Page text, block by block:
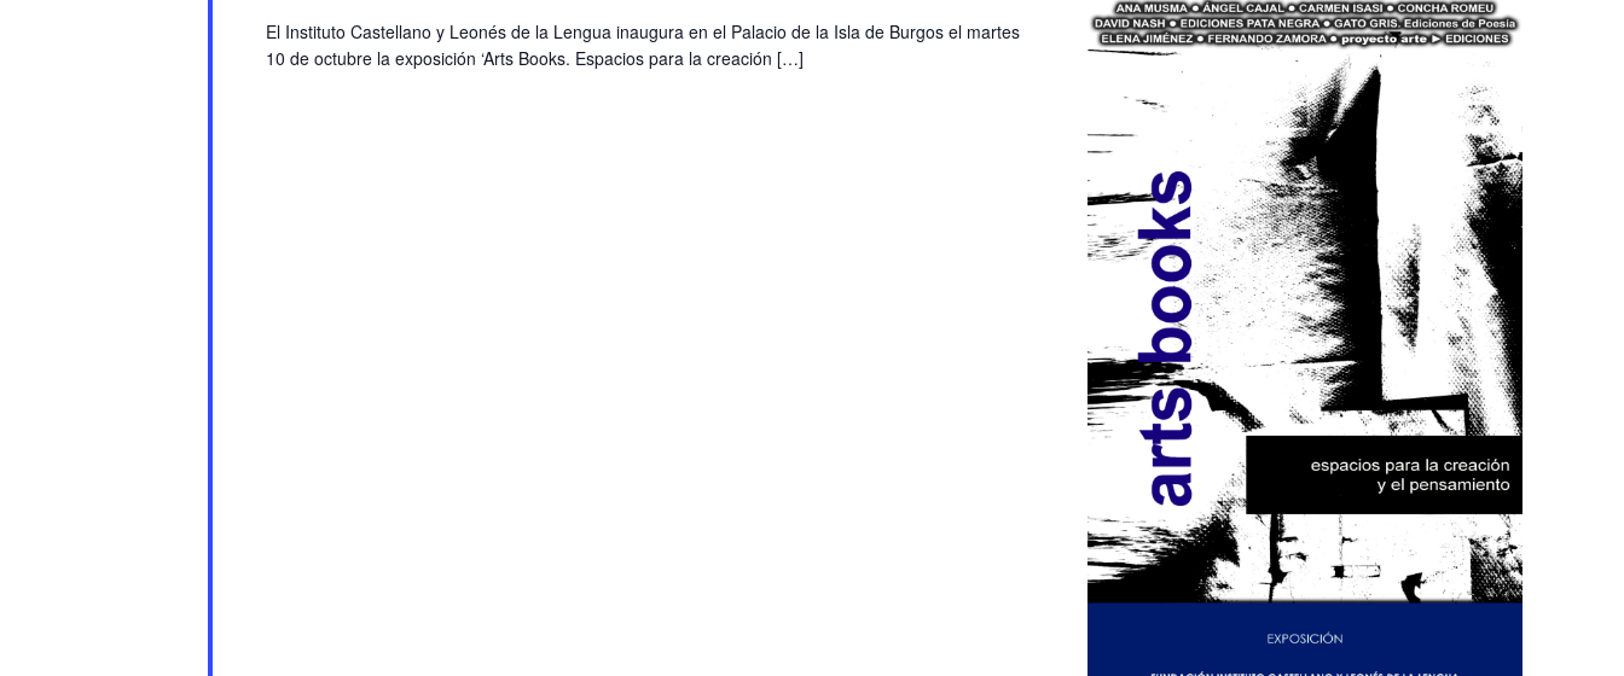
El Instituto Castellano y Leonés de la Lengua inaugura en el Palacio de la Isla de Burgos el martes
10 de octubre la exposición ‘Arts Books. Espacios para la creación […]